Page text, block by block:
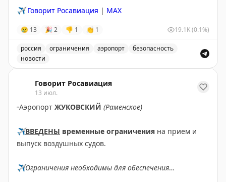
✈️ Говорит Росавиация | MAX
😢 13 🎉 2 👎 1 👏 1 19.1K(0.1%)
россия ограничения аэропорт
безопасность
новости
Говорит Росавиация
13 июл.
▫️Аэропорт ЖУКОВСКИЙ (Раменское)
✈️ВВЕДЕНЫ временные ограничения на прием и
выпуск воздушных судов.
✈️Ограничения необходимы для обеспечения